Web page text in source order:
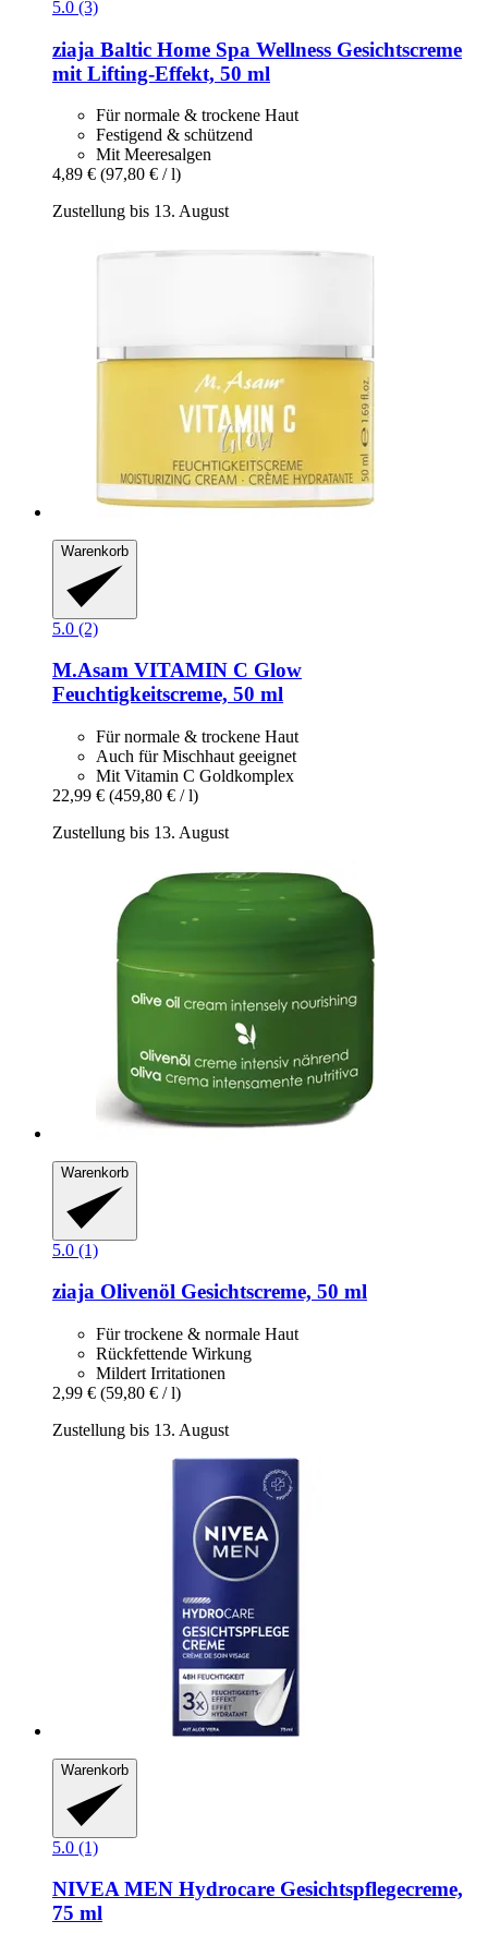
5.0 (3)
ziaja Baltic Home Spa Wellness Gesichtscreme
mit Lifting-​Effekt, 50 ml
Für normale & trockene Haut
Festigend & schützend
Mit Meeresalgen
4,89 € (97,80 € / l)
Zustellung bis 13. August
Warenkorb
5.0 (2)
M.Asam VITAMIN C Glow
Feuchtigkeitscreme, 50 ml
Für normale & trockene Haut
Auch für Mischhaut geeignet
Mit Vitamin C Goldkomplex
22,99 € (459,80 € / l)
Zustellung bis 13. August
Warenkorb
5.0 (1)
ziaja Olivenöl Gesichtscreme, 50 ml
Für trockene & normale Haut
Rückfettende Wirkung
Mildert Irritationen
2,99 € (59,80 € / l)
Zustellung bis 13. August
Warenkorb
5.0 (1)
NIVEAMEN Hydrocare Gesichtspflegecreme,
75 ml